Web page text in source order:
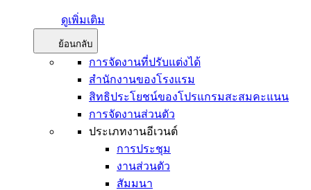
ดูเพิ่มเติม
ย้อนกลับ
การจัดงานที่ปรับแต่งได้
สำนักงานของโรงแรม
สิทธิประโยชน์ของโปรแกรมสะสมคะแนน
การจัดงานส่วนตัว
ประเภทงานอีเวนต์
การประชุม
งานส่วนตัว
สัมมนา